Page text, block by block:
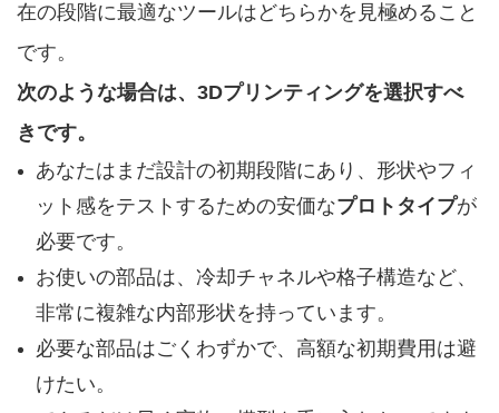
在の段階に最適なツールはどちらかを見極めること
です。
次のような場合は、3Dプリンティングを選択すべ
きです。
あなたはまだ設計の初期段階にあり、形状やフィ
ット感をテストするための安価なプロトタイプが
必要です。
お使いの部品は、冷却チャネルや格子構造など、
非常に複雑な内部形状を持っています。
必要な部品はごくわずかで、高額な初期費用は避
けたい。